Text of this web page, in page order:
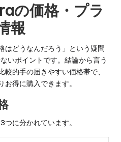
の価格・プラ
報
はどうなんだろう」という疑問
いポイントです。結論から言う
的手の届きやすい価格帯で、
得に購入できます。
に分かれています。